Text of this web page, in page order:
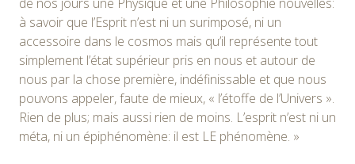
à savoir que l’Esprit n’est ni un surimposé, ni un
accessoire dans le cosmos mais qu’il représente tout
simplement l’état supérieur pris en nous et autour de
nous par la chose première, indéfinissable et que nous
pouvons appeler, faute de mieux, « l’étoffe de l’Univers ».
Rien de plus; mais aussi rien de moins. L’esprit n’est ni un
méta, ni un épiphénomène: il est LE phénomène. »